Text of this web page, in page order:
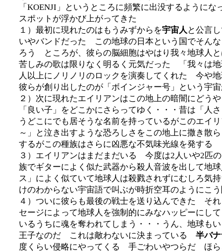
「KOENJI」というところに頻繁に出没するように
スポットが浮かび上がってきた
１）最初に現れたのはもうみずからを宇宙人 と公言
いやバンドだった この地球の日本という国でそん
ろう ところが、彼らの脳細胞はやはり我々地球人
苦しみの歌は限りなく明るく元気だった 「我々は
人以上にノリノリのロックを演奏してくれた 今や
彼らが創り出したのが「ボインジャー号」という宇
２）次に現れたエイリアンはこの地上の暗闇にど
「良い子」をどこかにさらってゆく・・・昔は「
うどこにでも居そうな名前を持っているがこのエイ
～」と泣き出すような恐ろしさをこの地上に撒き
するがこの種族はさらに凶悪な不気味光線を発する
３）エイリアンはまだまだいる 今度は2人いや2匹
族でギターによく似た武器から殺人音波を出して地
ス」によく似ていて地球人は殺戮されずにむしろ
けのわからない宇宙語で叫ぶが時折空耳のように
４）ついに彼らも最後の戦士を送り込んできた そ
セージによって地球人を強制的にみなハッピーにし
いるうちに魂を奪われてしまう・・・うん、地球も
王子なのだ これは敵わないに決まっている 半バ
度くらい侵略にやってくる 手ごわいやつらだ ほら